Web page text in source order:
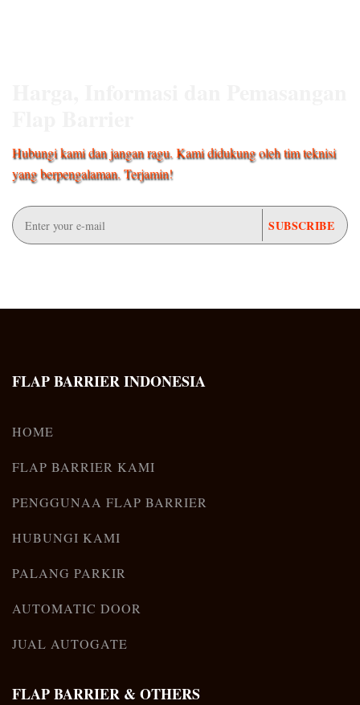
Hubungi kami dan jangan ragu. Kami didukung oleh tim teknisi
yang berpengalaman. Terjamin!
FLAP BARRIER INDONESIA
HOME
FLAP BARRIER KAMI
PENGGUNAA FLAP BARRIER
HUBUNGI KAMI
PALANG PARKIR
AUTOMATIC DOOR
JUAL AUTOGATE
FLAP BARRIER & OTHERS